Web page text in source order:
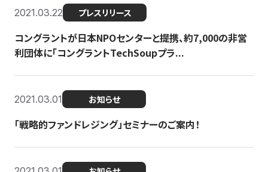
2021.03.22 プレスリリース
コングラントが日本NPOセンターと提携、約7,000の非営
利団体に「コングラントTechSoupプラ...
2021.03.01 お知らせ
「戦略的ファンドレジング」セミナーのご案内！